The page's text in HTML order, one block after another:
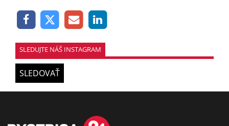
SLEDUJTE NÁŠ INSTAGRAM
SLEDOVAŤ